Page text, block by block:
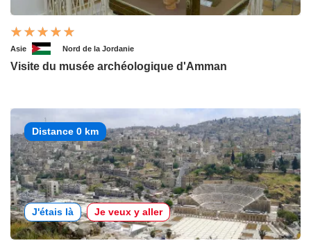
Asie Nord de la Jordanie
Visite du musée archéologique d'Amman
Distance 0 km
J'étais là Je veux y aller